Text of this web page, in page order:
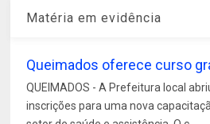
Matéria em evidência
Queimados oferece curso
QUEIMADOS - A Prefeitura local
inscrições para uma nova